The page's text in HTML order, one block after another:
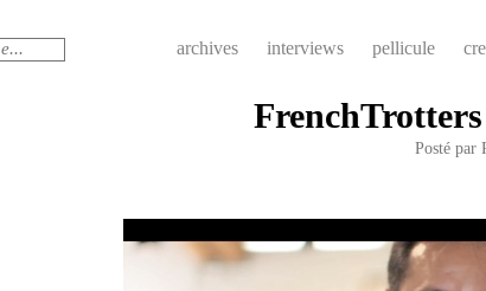
archives interviews pellicule
Posté par